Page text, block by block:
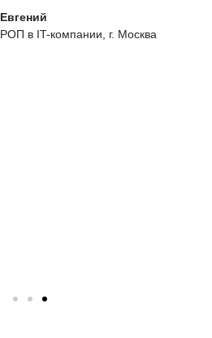
Евгений
РОП в IT-компании, г. Москва